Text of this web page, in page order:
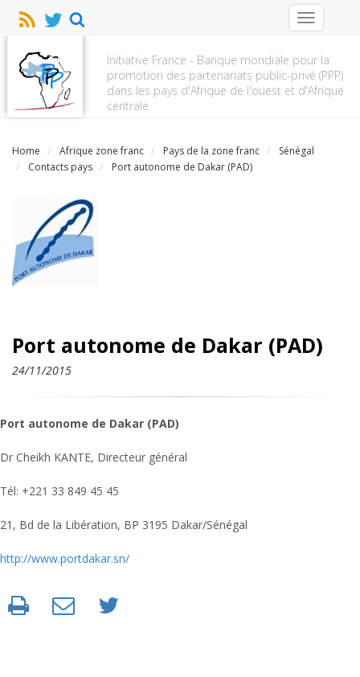
Initiative France - Banque mondiale pour la
promotion des partenariats public-privé (PPP)
dans les pays d'Afrique de l'ouest et d'Afrique
centrale
Toggle
navigation
Home Afrique zone franc Pays de la zone franc
Sénégal
Contacts pays
Port autonome de Dakar (PAD)
Port autonome de Dakar (PAD)
24/11/2015
Port autonome de Dakar (PAD)
Dr Cheikh KANTE, Directeur général
Tél: +221 33 849 45 45
21, Bd de la Libération, BP 3195 Dakar/Sénégal
http://www.portdakar.sn/